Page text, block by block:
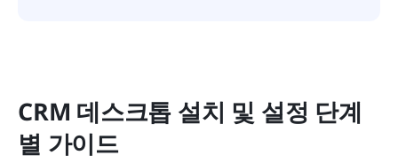
CRM 데스크톱 설치 및 설정 단계
별 가이드